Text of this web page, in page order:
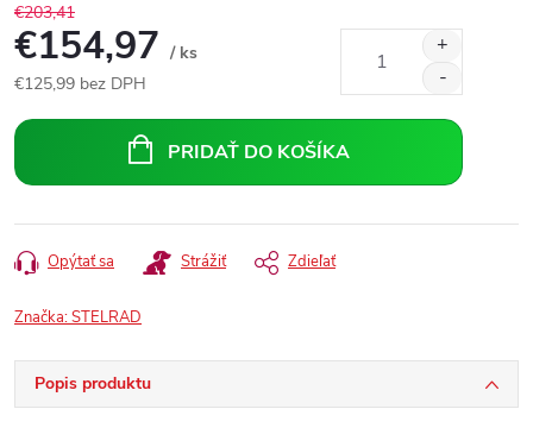
€203,41
€154,97 / ks
€125,99 bez DPH
cena:
PRIDAŤ DO KOŠÍKA
Opýtať sa Strážiť Zdieľať
Značka:STELRAD
Popis produktu